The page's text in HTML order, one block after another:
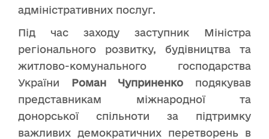
адміністративних послуг.
Під час заходу заступник Міністра
регіонального розвитку, будівництва та
житлово-комунального господарства
України Роман Чуприненко подякував
представникам міжнародної та
донорської спільноти за підтримку
важливих демократичних перетворень в